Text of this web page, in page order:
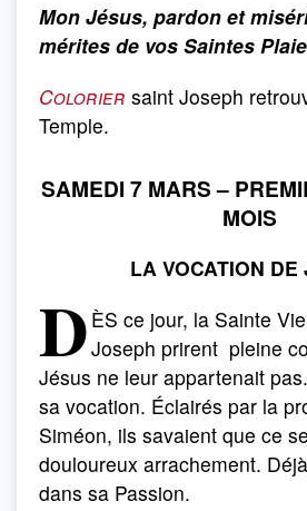
Mon Jésus, pardon et
mérites de vos Saintes
Colorier saint Joseph
Temple.
SAMEDI 7 MARS –
MOIS
LA VOCATION DE
D ÈS ce jour, la Sainte
Joseph prirent pleine
Jésus ne leur appartenait
sa vocation. Éclairés par la
Siméon, ils savaient que ce
douloureux arrachement.
dans sa Passion.